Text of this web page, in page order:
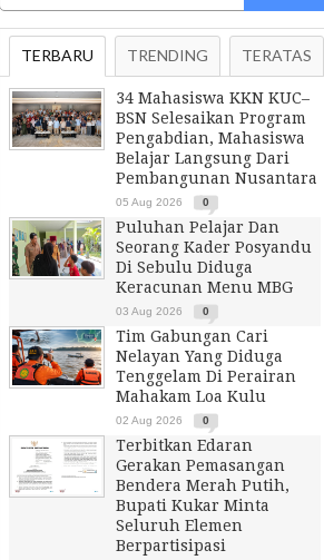
TERBARU TRENDING TERATAS
34 Mahasiswa KKN KUC–
BSN Selesaikan Program
Pengabdian, Mahasiswa
Belajar Langsung Dari
Pembangunan Nusantara
05 Aug 2026 0
Puluhan Pelajar Dan
Seorang Kader Posyandu
Di Sebulu Diduga
Keracunan Menu MBG
03 Aug 2026 0
Tim Gabungan Cari
Nelayan Yang Diduga
Tenggelam Di Perairan
Mahakam Loa Kulu
02 Aug 2026 0
Terbitkan Edaran
Gerakan Pemasangan
Bendera Merah Putih,
Bupati Kukar Minta
Seluruh Elemen
Berpartisipasi